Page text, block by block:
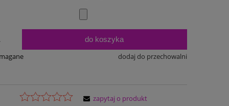
do koszyka
dodaj do przechowalni
zapytaj o produkt